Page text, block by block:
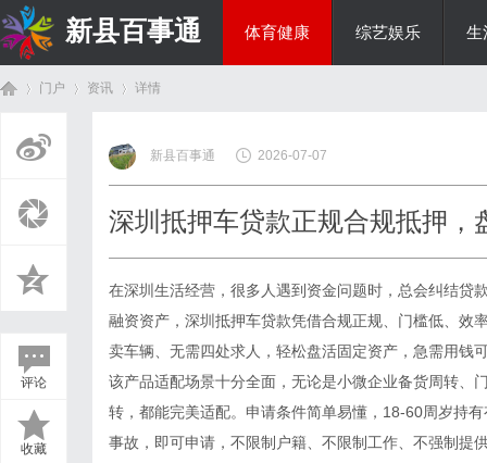
新县百事通 体育健康 综艺娱乐 生
门户 资讯
›
详情
评论
收藏
新县百事通 2026-07-07
深圳抵押车贷款正规合规抵押，
在深圳生活经营，很多人遇到资金问题时，总会纠结贷
融资资产，深圳抵押车贷款凭借合规正规、门槛低、效
卖车辆、无需四处求人，轻松盘活固定资产，急需用钱
该产品适配场景十分全面，无论是小微企业备货周转、
转，都能完美适配。申请条件简单易懂，18-60周岁持
事故，即可申请，不限制户籍、不限制工作、不强制提